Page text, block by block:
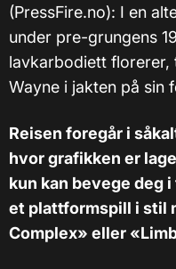
(PressFire.no): I en
under pre-grungens
lavkarbodiett florerer,
Wayne i jakten på sin
Reisen foregår i
hvor grafikken er
kun kan bevege deg
et plattformspill i stil
Complex» eller